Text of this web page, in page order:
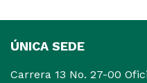
ÚNICA SEDE
Carrera 13 No. 27-00